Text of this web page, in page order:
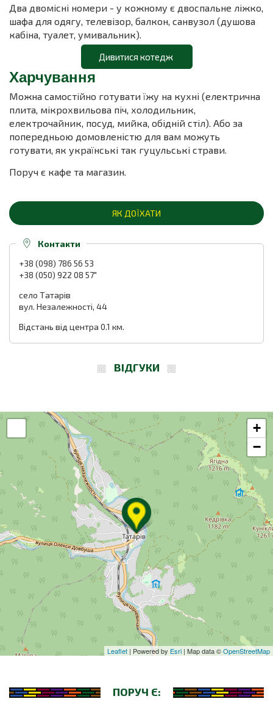
Два двомісні номери - у кожному є двоспальне ліжко,
шафа для одягу, телевізор, балкон, санвузол (душова
кабіна, туалет, умивальник).
Дивитися котедж
Харчування
Можна самостійно готувати їжу на кухні (електрична
плита, мікрохвильова піч, холодильник,
електрочайник, посуд, мийка, обідній стіл). Або за
попередньою домовленістю для вам можуть
готувати, як українські так гуцульські страви.
Поруч є кафе та магазин.
ЯК ДОЇХАТИ
Контакти
+38 (098) 786 56 53
+38 (050) 922 08 57"
село Татарів
вул. Незалежності, 44
Відстань від центра 0.1 км.
ВІДГУКИ
+
−
Leaflet | Powered by Esri | Map data ©OpenStreetMap
ПОРУЧ Є: